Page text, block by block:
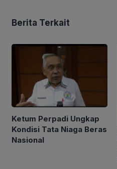
Berita Terkait
Ketum Perpadi Ungkap
Kondisi Tata Niaga Beras
Nasional